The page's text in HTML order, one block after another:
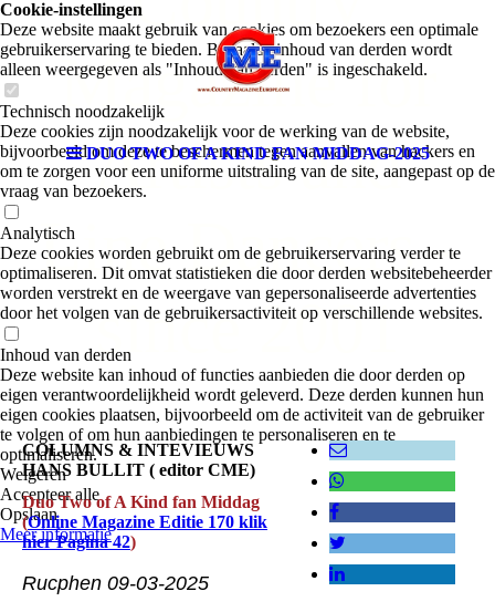
DUO TWO OF A KIND FAN MIDDAG-2025
Magazine for
Artists and
Line Dancers -
since 2001
COLUMNS & INTEVIEUWS
HANS BULLIT ( editor CME)
Duo Two of A Kind fan Middag
(Online Magazine Editie 170 klik
hier Pagina 42)
Rucphen 09-03-2025
Cookie-instellingen
Deze website maakt gebruik van cookies om bezoekers een optimale
gebruikerservaring te bieden. Bepaalde inhoud van derden wordt
alleen weergegeven als "Inhoud van derden" is ingeschakeld.
Technisch noodzakelijk
Deze cookies zijn noodzakelijk voor de werking van de website,
bijvoorbeeld om deze te beschermen tegen aanvallen van hackers en
om te zorgen voor een uniforme uitstraling van de site, aangepast op de
vraag van bezoekers.
Analytisch
Deze cookies worden gebruikt om de gebruikerservaring verder te
optimaliseren. Dit omvat statistieken die door derden websitebeheerder
worden verstrekt en de weergave van gepersonaliseerde advertenties
door het volgen van de gebruikersactiviteit op verschillende websites.
Inhoud van derden
Deze website kan inhoud of functies aanbieden die door derden op
eigen verantwoordelijkheid wordt geleverd. Deze derden kunnen hun
eigen cookies plaatsen, bijvoorbeeld om de activiteit van de gebruiker
te volgen of om hun aanbiedingen te personaliseren en te
optimaliseren.
Weigeren
Accepteer alle
Opslaan
Meer informatie